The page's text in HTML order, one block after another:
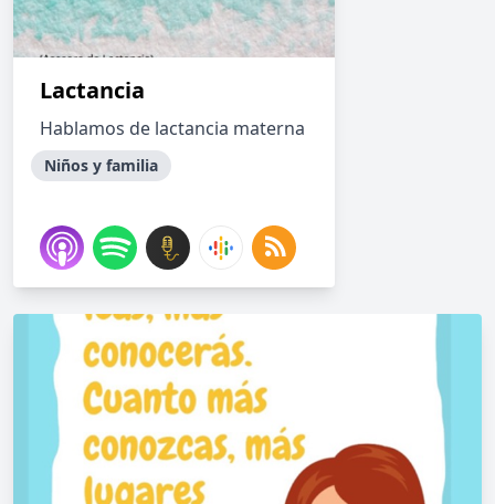
Lactancia
Hablamos de lactancia materna
Niños y familia